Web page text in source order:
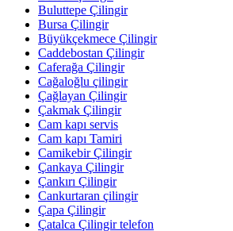
Buluttepe Çilingir
Bursa Çilingir
Büyükçekmece Çilingir
Caddebostan Çilingir
Caferağa Çilingir
Cağaloğlu çilingir
Çağlayan Çilingir
Çakmak Çilingir
Cam kapı servis
Cam kapı Tamiri
Camikebir Çilingir
Çankaya Çilingir
Çankırı Çilingir
Cankurtaran çilingir
Çapa Çilingir
Çatalca Çilingir telefon